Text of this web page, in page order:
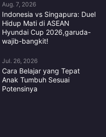
Aug. 7, 2026
Indonesia vs Singapura: Duel
Hidup Mati di ASEAN
Hyundai Cup 2026,garuda-
wajib-bangkit!
Jul. 26, 2026
Cara Belajar yang Tepat
Anak Tumbuh Sesuai
Potensinya